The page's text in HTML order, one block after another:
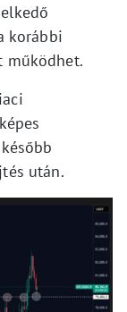
korábbi
működhet.
után.